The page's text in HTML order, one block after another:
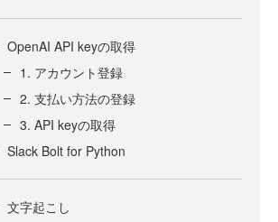
OpenAI API keyの取得
1. アカウント登録
2. 支払い方法の登録
3. API keyの取得
Slack Bolt for Python
文字起こし